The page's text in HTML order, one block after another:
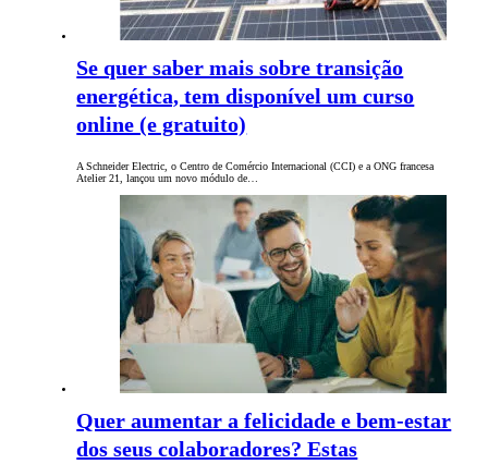
Se quer saber mais sobre transição
energética, tem disponível um curso
online (e gratuito)
A Schneider Electric, o Centro de Comércio Internacional (CCI) e a ONG francesa
Atelier 21, lançou um novo módulo de…
Quer aumentar a felicidade e bem-estar
dos seus colaboradores? Estas